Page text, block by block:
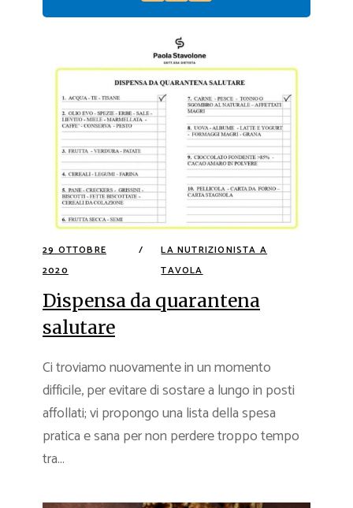
29 OTTOBRE
2020
LA NUTRIZIONISTA A
TAVOLA
Dispensa da quarantena
salutare
Ci troviamo nuovamente in un momento
difficile, per evitare di sostare a lungo in posti
affollati; vi propongo una lista della spesa
pratica e sana per non perdere troppo tempo
tra...